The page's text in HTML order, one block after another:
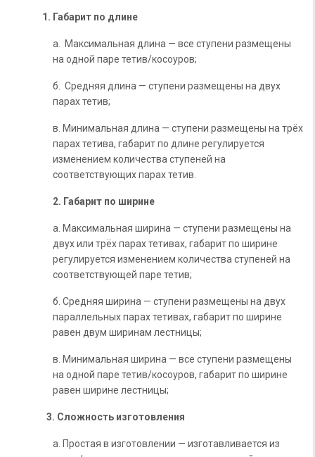
1. Габарит по длине
а. Максимальная длина — все ступени размещены
на одной паре тетив/косоуров;
б. Средняя длина — ступени размещены на двух
парах тетив;
в. Минимальная длина — ступени размещены на трёх
парах тетива, габарит по длине регулируется
изменением количества ступеней на
соответствующих парах тетив.
2. Габарит по ширине
а. Максимальная ширина — ступени размещены на
двух или трёх парах тетивах, габарит по ширине
регулируется изменением количества ступеней на
соответствующей паре тетив;
б. Средняя ширина — ступени размещены на двух
параллельных парах тетивах, габарит по ширине
равен двум ширинам лестницы;
в. Минимальная ширина — все ступени размещены
на одной паре тетив/косоуров, габарит по ширине
равен ширине лестницы;
3. Сложность изготовления
а. Простая в изготовлении — изготавливается из